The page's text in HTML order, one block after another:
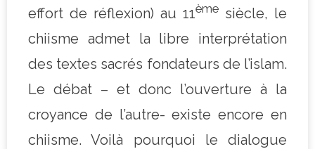
effort de réflexion) au 11ème siècle, le
chiisme admet la libre interprétation
des textes sacrés fondateurs de l’islam.
Le débat – et donc l’ouverture à la
croyance de l’autre- existe encore en
chiisme. Voilà pourquoi le dialogue